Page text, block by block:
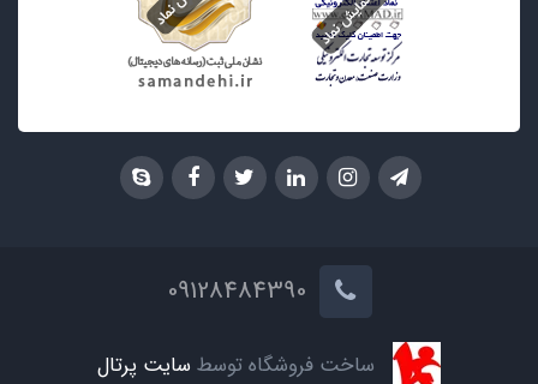
ساخت فروشگاه توسط سایت پرتال